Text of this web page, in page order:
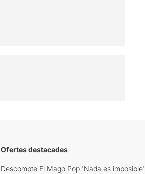
Ofertes destacades
Descompte El Mago Pop 'Nada es imposible'